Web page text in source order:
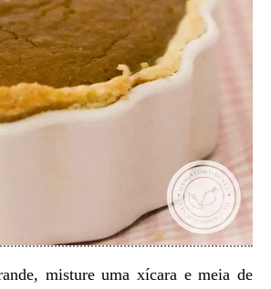
misture uma xícara e meia de